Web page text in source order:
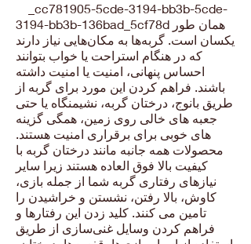
_cc781905-5cde-3194-bb3b-5cde-
3194-bb3b-136bad_5cf78d همان طور
یکسان است. گربه‌ها به مکان‌هایی نیاز دارند
که در هنگام استراحت یا خواب بتوانند
احساس پنهانی، امنیت یا امنیت داشته
باشند. فراهم کردن این مورد برای گربه از
طریق بانوج، درختان گربه، نشیمنگاه یا حتی
جعبه های خالی روی زمین، همگی گزینه
های خوبی برای برقراری امنیت هستند.
محصولات همه جانبه مانند درختان گربه با
کیفیت بالا فوق العاده هستند زیرا سایر
نیازهای رفتاری گربه شما از جمله بازی،
کاوش، بالا رفتن، نشستن و خراشیدن را
تامین می کنند. کلید زدن این رفتارها و
فراهم کردن وسایل غنی‌سازی از طریق